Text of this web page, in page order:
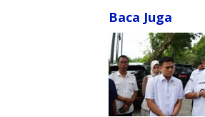
Baca Juga